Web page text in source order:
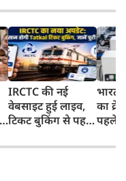
IRCTC की नई
वेबसाइट हुई लाइव,
टिकट बुकिंग से पहले
काम, जानें पूरा
भारत
का
पहले
और